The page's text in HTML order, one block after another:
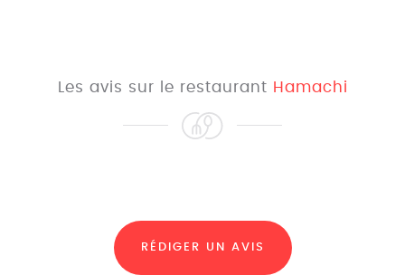
Les avis sur le restaurant Hamachi
RÉDIGER UN AVIS